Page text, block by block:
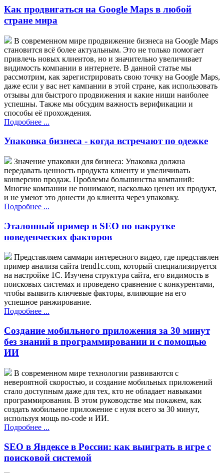
Как продвигаться на Google Maps в любой
стране мира
В современном мире продвижение бизнеса на Google Maps
становится всё более актуальным. Это не только помогает
привлечь новых клиентов, но и значительно увеличивает
видимость компании в интернете. В данной статье мы
рассмотрим, как зарегистрировать свою точку на Google Maps,
даже если у вас нет кампании в этой стране, как использовать
отзывы для быстрого продвижения и какие ниши наиболее
успешны. Также мы обсудим важность верификации и
способы её прохождения.
Подробнее ...
Упаковка бизнеса - когда встречают по одежке
Значение упаковки для бизнеса: Упаковка должна
передавать ценность продукта клиенту и увеличивать
конверсию продаж. Проблемы большинства компаний:
Многие компании не понимают, насколько ценен их продукт,
и не умеют это донести до клиента через упаковку.
Подробнее ...
Эталонный пример в SEO по накрутке
поведенческих факторов
Представляем саммари интересного видео, где представлен
пример анализа сайта trend1c.com, который специализируется
на настройке 1С. Изучена структура сайта, его видимость в
поисковых системах и проведено сравнение с конкурентами,
чтобы выявить ключевые факторы, влияющие на его
успешное ранжирование.
Подробнее ...
Создание мобильного приложения за 30 минут
без знаний в программировании и с помощью
ИИ
В современном мире технологии развиваются с
невероятной скоростью, и создание мобильных приложений
стало доступным даже для тех, кто не обладает навыками
программирования. В этом руководстве мы покажем, как
создать мобильное приложение с нуля всего за 30 минут,
используя мощь no-code и ИИ.
Подробнее ...
SEO в Яндексе в России: как выиграть в игре с
поисковой системой